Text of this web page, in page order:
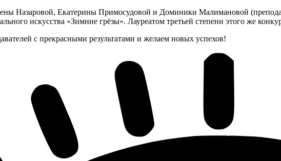
Назаровой, Екатерины Примосудовой и Доминики Малимановой
искусства «Зимние грёзы». Лауреатом третьей степени этого же
с прекрасными результатами и желаем новых успехов!